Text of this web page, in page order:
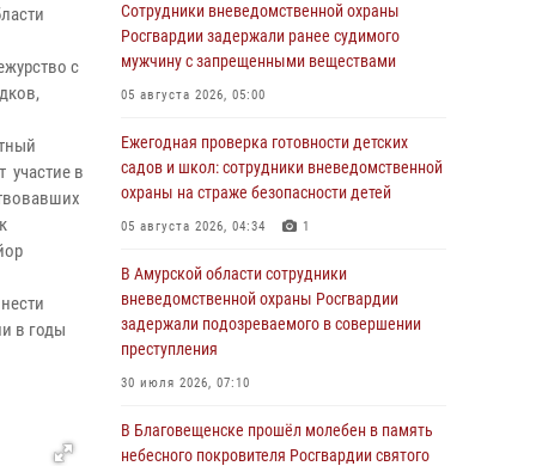
с
участие в
в годы
Сотрудники вневедомственной охраны
Росгвардии задержали ранее судимого
мужчину с запрещенными веществами
05 августа 2026, 05:00
Ежегодная проверка готовности детских
садов и школ: сотрудники вневедомственной
охраны на страже безопасности детей
05 августа 2026, 04:34 1
В Амурской области сотрудники
вневедомственной охраны Росгвардии
задержали подозреваемого в совершении
преступления
30 июля 2026, 07:10
В Благовещенске прошёл молебен в память
небесного покровителя Росгвардии святого